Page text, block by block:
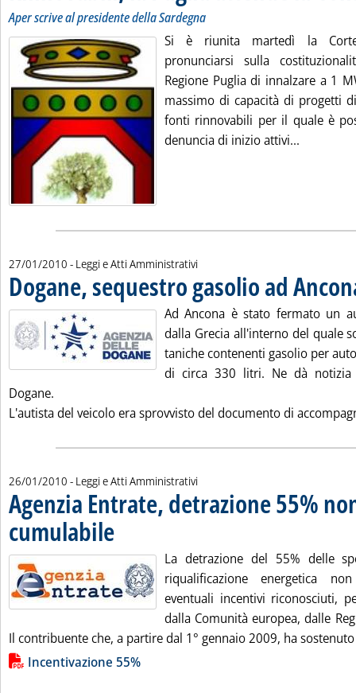
Aper scrive al presidente della Sardegna
Si è riunita martedì la
pronunciarsi sulla
Regione Puglia di innalzare a 1
massimo di capacità di progetti
fonti rinnovabili per il quale è
denuncia di inizio attivi...
27/01/2010 - Leggi e Atti Amministrativi
Dogane, sequestro gasolio ad
Ad Ancona è stato fermato un
dalla Grecia all'interno del quale
taniche contenenti gasolio per
di circa 330 litri. Ne dà notizia
Dogane.
L'autista del veicolo era sprovvisto del documento di
26/01/2010 - Leggi e Atti Amministrativi
Agenzia Entrate, detrazione 55%
cumulabile
La detrazione del 55% delle
riqualificazione energetica
eventuali incentivi riconosciuti,
dalla Comunità europea, dalle
Il contribuente che, a partire dal 1° gennaio 2009, ha
Lista allegati PDF alla notizia
Incentivazione 55%